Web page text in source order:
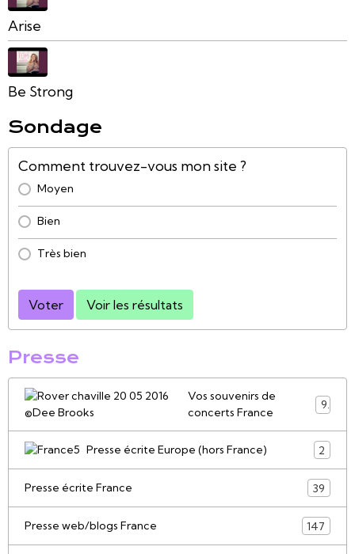
Arise
Be Strong
Sondage
Comment trouvez-vous mon site ?
Moyen
Bien
Très bien
Voter Voir les résultats
Presse
Vos souvenirs de
concerts France
9
Presse écrite Europe (hors France) 2
Presse écrite France 39
Presse web/blogs France 147